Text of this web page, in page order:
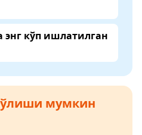
кўп ишлатилган
мумкин